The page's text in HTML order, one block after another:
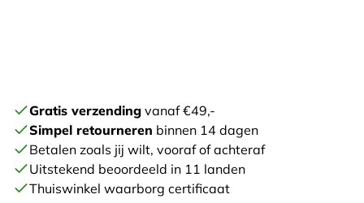
Gratis verzending vanaf €49,-
Simpel retourneren binnen 14 dagen
Betalen zoals jij wilt, vooraf of achteraf
Uitstekend beoordeeld in 11 landen
Thuiswinkel waarborg certificaat